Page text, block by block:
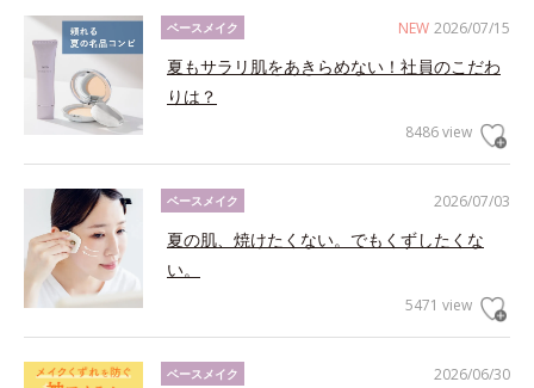
NEW 2026/07/15
ベースメイク
夏もサラリ肌をあきらめない！社員のこだわ
りは？
8486 view
2026/07/03
ベースメイク
夏の肌、焼けたくない。でもくずしたくな
い。
5471 view
2026/06/30
ベースメイク